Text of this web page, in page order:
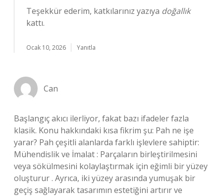
Teşekkür ederim, katkılarınız yazıya doğallık
kattı.
Ocak 10, 2026 Yanıtla
Can
Başlangıç akıcı ilerliyor, fakat bazı ifadeler fazla
klasik. Konu hakkındaki kısa fikrim şu: Pah ne işe
yarar? Pah çeşitli alanlarda farklı işlevlere sahiptir:
Mühendislik ve İmalat : Parçaların birleştirilmesini
veya sökülmesini kolaylaştırmak için eğimli bir yüzey
oluşturur . Ayrıca, iki yüzey arasında yumuşak bir
geçiş sağlayarak tasarımın estetiğini artırır ve